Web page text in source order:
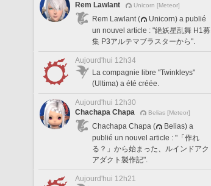
Rem Lawlant
Unicorn [Meteor]
Rem Lawlant (
Unicorn) a publié
un nouvel article : "絶妖星乱舞 H1募
集 P3アルテマブラスターから".
Aujourd'hui 12h34
La compagnie libre "Twinkleys"
(Ultima) a été créée.
Aujourd'hui 12h30
Chachapa Chapa
Belias [Meteor]
Chachapa Chapa (
Belias) a
publié un nouvel article : "「作れ
る？」から始まった、ルインドアク
アダクト製作記".
Aujourd'hui 12h21